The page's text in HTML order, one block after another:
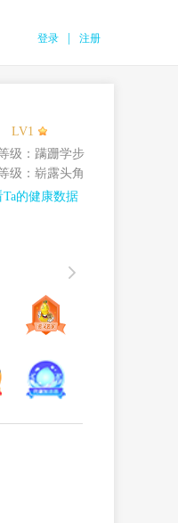
登录 注册
LV1
级 ：蹒跚学步
级 ：崭露头角
Ta的健康数据